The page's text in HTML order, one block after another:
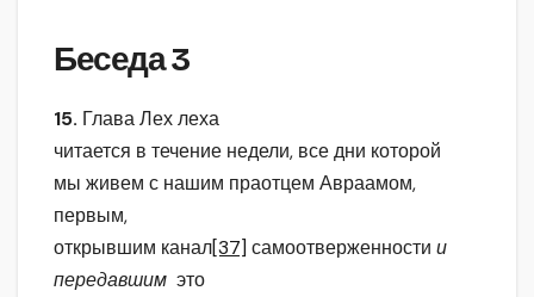
Беседа 3
15. Глава Лех леха
читается в течение недели, все дни которой
мы живем с нашим праотцем Авраамом,
первым,
открывшим канал[37] самоотверженности и
передавшим это